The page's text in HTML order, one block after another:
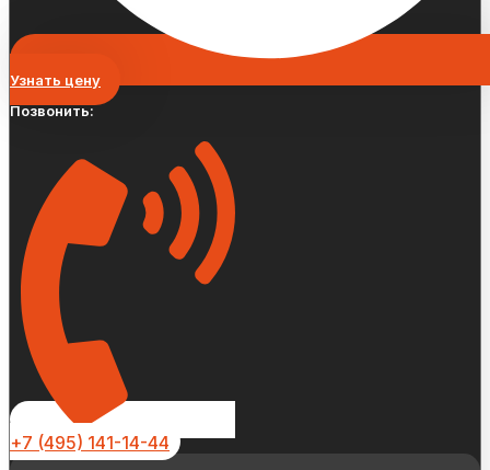
Узнать цену
Позвонить:
+7 (495) 141-14-44